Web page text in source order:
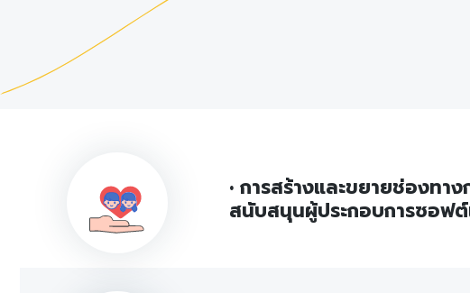
• การสร้างและขยายช่องทา
สนับสนุนผู้ประกอบการซอฟต์